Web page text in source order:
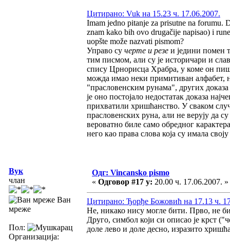
Цитирано: Vuk на 15.23 ч. 17.06.2007.
Imam jedno pitanje za prisutne na forumu.
znam kako bih ovo drugačije napisao) i
uopšte može nazvati pismom?
Управо су черте и резе и једини помен
тим писмом, али су је историчари и
спису Црнорисца Храбра, у коме он
можда имао неки примитиван алфабет,
"прасловенским рунама", других
је оно постојало недостатак доказа
прихватили хришћанство. У сваком
прасловенских руна, али не верују да
вероватно биле само обредног
него као права слова која су имала
Вук
члан
Ван
мреже
Пол:
Организација:
Одг: Vincansko pismo
« Одговор #17 у: 20.00 ч. 17.06.2007. »
Цитирано: Ђорђе Божовић на 17.13 ч.
Не, никако нису могле бити. Прво, не
Друго, симбол који си описао је крст
доле лево и доле десно, изразито